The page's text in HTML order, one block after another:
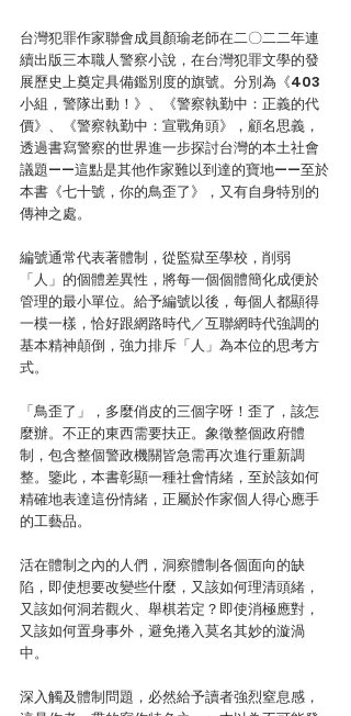
台灣犯罪作家聯會成員顏瑜老師在二〇二二年連
續出版三本職人警察小說，在台灣犯罪文學的發
展歷史上奠定具備鑑別度的旗號。分別為《403
小組，警隊出動！》、《警察執勤中：正義的代
價》、《警察執勤中：宣戰角頭》，顧名思義，
透過書寫警察的世界進一步探討台灣的本土社會
議題——這點是其他作家難以到達的寶地——至於
本書《七十號，你的鳥歪了》，又有自身特別的
傳神之處。
編號通常代表著體制，從監獄至學校，削弱
「人」的個體差異性，將每一個個體簡化成便於
管理的最小單位。給予編號以後，每個人都顯得
一模一樣，恰好跟網路時代／互聯網時代強調的
基本精神顛倒，強力排斥「人」為本位的思考方
式。
「鳥歪了」，多麼俏皮的三個字呀！歪了，該怎
麼辦。不正的東西需要扶正。象徵整個政府體
制，包含整個警政機關皆急需再次進行重新調
整。鑒此，本書彰顯一種社會情緒，至於該如何
精確地表達這份情緒，正屬於作家個人得心應手
的工藝品。
活在體制之內的人們，洞察體制各個面向的缺
陷，即使想要改變些什麼，又該如何理清頭緒，
又該如何洞若觀火、舉棋若定？即使消極應對，
又該如何置身事外，避免捲入莫名其妙的漩渦
中。
深入觸及體制問題，必然給予讀者強烈窒息感，